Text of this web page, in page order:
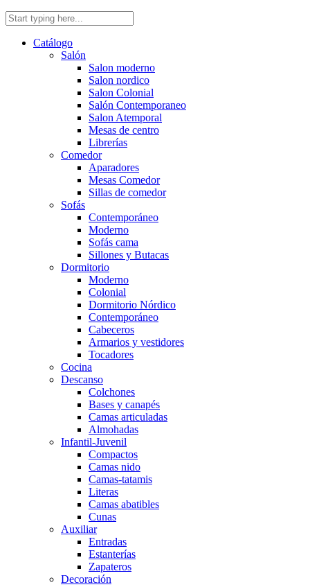
Catálogo
Salón
Salon moderno
Salon nordico
Salon Colonial
Salón Contemporaneo
Salon Atemporal
Mesas de centro
Librerías
Comedor
Aparadores
Mesas Comedor
Sillas de comedor
Sofás
Contemporáneo
Moderno
Sofás cama
Sillones y Butacas
Dormitorio
Moderno
Colonial
Dormitorio Nórdico
Contemporáneo
Cabeceros
Armarios y vestidores
Tocadores
Cocina
Descanso
Colchones
Bases y canapés
Camas articuladas
Almohadas
Infantil-Juvenil
Compactos
Camas nido
Camas-tatamis
Literas
Camas abatibles
Cunas
Auxiliar
Entradas
Estanterías
Zapateros
Decoración